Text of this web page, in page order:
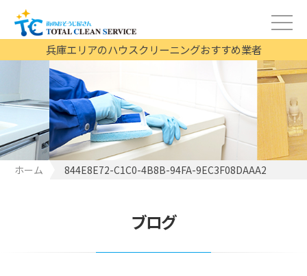
兵庫エリアのハウスクリーニングおすすめ業者
ホーム 844E8E72-C1C0-4B8B-94FA-9EC3F08DAAA2
ブログ